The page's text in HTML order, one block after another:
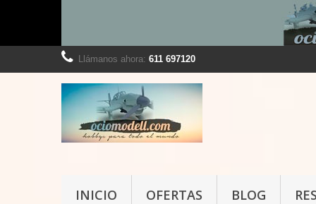
Llámanos ahora: 611 697120
INICIO OFERTAS BLOG